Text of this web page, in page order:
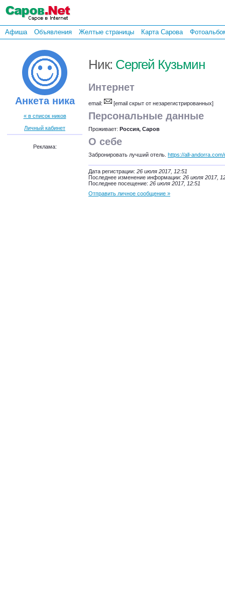
Афиша Объявления Желтые страницы Карта Сарова
Анкета ника
« в список ников
Личный кабинет
Реклама:
Ник: Сергей Кузьмин
Интернет
email: [email скрыт от незарегистрированных]
Персональные данные
Проживает: Россия, Саров
О себе
Забронировать лучший отель. https://all-
Дата регистрации: 26 июля 2017, 12:51
Последнее изменение информации: 26 июля 2017,
Последнее посещение: 26 июля 2017, 12:51
Отправить личное сообщение »